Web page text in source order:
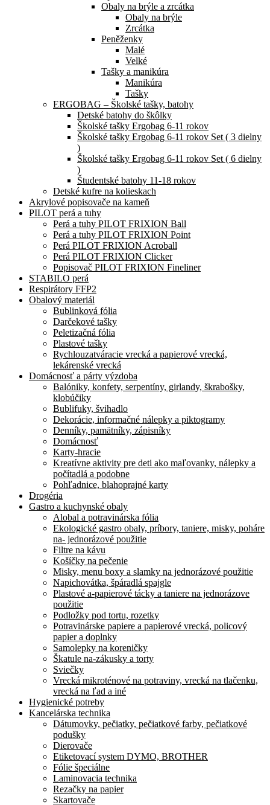
Obaly na brýle a zrcátka
Obaly na brýle
Zrcátka
Peněženky
Malé
Velké
Tašky a manikúra
Manikúra
Tašky
ERGOBAG – Školské tašky, batohy
Detské batohy do škôlky
Školské tašky Ergobag 6-11 rokov
Školské tašky Ergobag 6-11 rokov Set ( 3 dielny
)
Školské tašky Ergobag 6-11 rokov Set ( 6 dielny
)
Študentské batohy 11-18 rokov
Detské kufre na kolieskach
Akrylové popisovače na kameň
PILOT perá a tuhy
Perá a tuhy PILOT FRIXION Ball
Perá a tuhy PILOT FRIXION Point
Perá PILOT FRIXION Acroball
Perá PILOT FRIXION Clicker
Popisovač PILOT FRIXION Fineliner
STABILO perá
Respirátory FFP2
Obalový materiál
Bublinková fólia
Darčekové tašky
Peletizačná fólia
Plastové tašky
Rychlouzatváracie vrecká a papierové vrecká,
lekárenské vrecká
Domácnosť a párty výzdoba
Balóniky, konfety, serpentíny, girlandy, škrabošky,
klobúčiky
Bublifuky, švihadlo
Dekorácie, informačné nálepky a piktogramy
Denníky, pamätníky, zápisníky
Domácnosť
Karty-hracie
Kreatívne aktivity pre deti ako maľovanky, nálepky a
počítadlá a podobne
Pohľadnice, blahoprajné karty
Drogéria
Gastro a kuchynské obaly
Alobal a potravinárska fólia
Ekologické gastro obaly, príbory, taniere, misky, poháre
na- jednorázové použitie
Filtre na kávu
Košíčky na pečenie
Misky, menu boxy a slamky na jednorázové použitie
Napichovátka, špáradlá spajgle
Plastové a-papierové tácky a taniere na jednorázove
použitie
Podložky pod tortu, rozetky
Potravinárske papiere a papierové vrecká, policový
papier a doplnky
Samolepky na koreničky
Škatule na-zákusky a torty
Sviečky
Vrecká mikroténové na potraviny, vrecká na tlačenku,
vrecká na ľad a iné
Hygienické potreby
Kancelárska technika
Dátumovky, pečiatky, pečiatkové farby, pečiatkové
podušky
Dierovače
Etiketovací system DYMO, BROTHER
Fólie špeciálne
Laminovacia technika
Rezačky na papier
Skartovače